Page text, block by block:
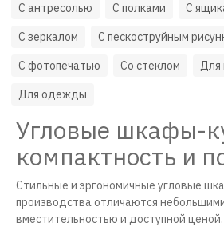
С антресолью
С полками С
С зеркалом
С пескоструйным
С фотопечатью
Со стеклом
Для
Для одежды
Угловые шкафы-
компактность и
Стильные и эргономичные угловые
производства отличаются
вместительностью и доступной